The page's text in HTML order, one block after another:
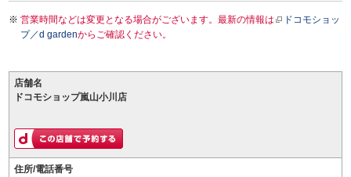
営業時間などは変更となる場合がございます。最新の情報は
ドコモショッ
プ／d gardenからご確認ください。
店舗名
ドコモショップ嵐山小川店
住所/電話番号